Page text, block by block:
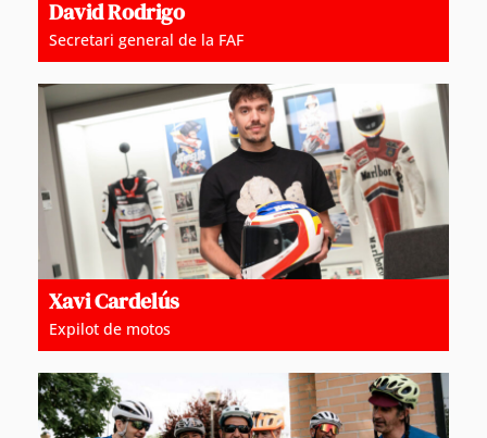
David Rodrigo
Secretari general de la FAF
Xavi Cardelús
Expilot de motos